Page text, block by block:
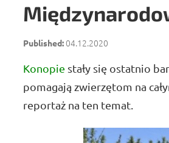
04.12.2020
Konopie stały się ostatnio
pomagają zwierzętom na
reportaż na ten temat.